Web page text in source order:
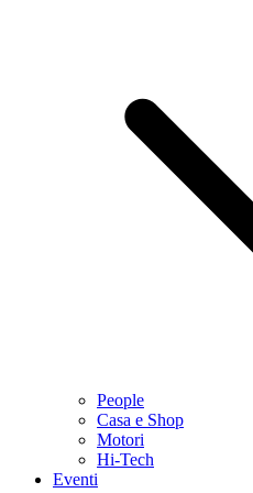
People
Casa e Shop
Motori
Hi-Tech
Eventi